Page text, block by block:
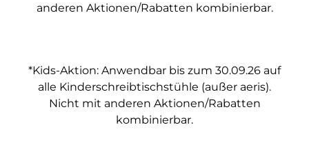
anderen Aktionen/Rabatten kombinierbar.
*Kids-Aktion: Anwendbar bis zum 30.09.26 auf
alle Kinderschreibtischstühle (außer aeris).
Nicht mit anderen Aktionen/Rabatten
kombinierbar.